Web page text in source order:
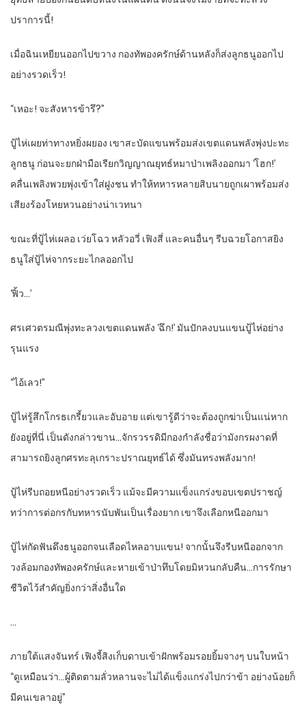
ปราการนี้!
เมื่อฉินเหยียนออกไปขวาง กองทัพองครักษ์ด้านหลังก็ส่งลูกธนูออกไป
อย่างรวดเร็ว!
“เหอะ! จะสังหารข้ารึ?”
ปู้ไห่เผยท่าทางหยิ่งผยอง เขาสะบัดแขนพร้อมส่งเขตแดนพลังพุ่งปะทะ
ลูกธนู ก่อนจะยกฝ่ามือเรียกวิญญาณยุทธ์หมาป่าเพลิงออกมา ‘โฮก!’
คลื่นเพลิงพวยพุ่งเข้าใส่ฝูงชน ทำให้ทหารหลายสิบนายถูกเผาพร้อมส่ง
เสียงร้องโหยหวนอย่างน่าเวทนา
ขณะที่ปู้ไห่เผลอ เว่ยโฉว หลัวอวี่ เฟิงสี่ และคนอื่นๆ รีบฉวยโอกาสยิง
ธนูใส่ปู้ไห่จากระยะไกลออกไป
‘ฟิ้ว…’
ศรเศวตรมณีพุ่งทะลวงเขตแดนพลัง ‘ฉึก!’ มันปักลงบนแขนปู้ไห่อย่าง
รุนแรง
“ไอ้เลว!”
ปู้ไห่รู้สึกโกรธเกรี้ยวและอับอาย แต่เขารู้ดีว่าจะต้องถูกฆ่าเป็นแน่หาก
ยังอยู่ที่นี่ เป็นดังกล่าวขาน…จักรวรรดิมีกองกำลังชื่อว่ามังกรผงาดที่
สามารถยิงลูกศรทะลุเกราะปราณยุทธ์ได้ ซึ่งมันทรงพลังมาก!
ปู้ไห่รีบถอยหนีอย่างรวดเร็ว แม้จะมีความแข็งแกร่งขอบเขตปราชญ์
ทว่าการต่อกรกับทหารนับพันเป็นเรื่องยาก เขาจึงเลือกหนีออกมา
ปู้ไห่กัดฟันดึงธนูออกจนเลือดไหลอาบแขน! จากนั้นจึงรีบหนีออกจาก
วงล้อมกองทัพองครักษ์และหายเข้าป่าทึบโดยมิหวนกลับคืน…การรักษา
ชีวิตไว้สำคัญยิ่งกว่าสิ่งอื่นใด
…
ภายใต้แสงจันทร์ เฟิงจี้สิงเก็บดาบเข้าฝักพร้อมรอยยิ้มจางๆ บนใบหน้า
“ดูเหมือนว่า…ผู้ติดตามลั่วหลานจะไม่ได้แข็งแกร่งไปกว่าข้า อย่างน้อยก็
มีคนเขลาอยู่”